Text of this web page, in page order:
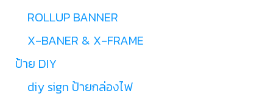
ROLLUP BANNER
X-BANER & X-FRAME
ป้าย DIY
diy sign ป้ายกล่องไฟ